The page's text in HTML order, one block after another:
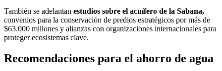
También se adelantan estudios sobre el acuífero de la Sabana,
convenios para la conservación de predios estratégicos por más de
$63.000 millones y alianzas con organizaciones internacionales para
proteger ecosistemas clave.
Recomendaciones para el ahorro de agua